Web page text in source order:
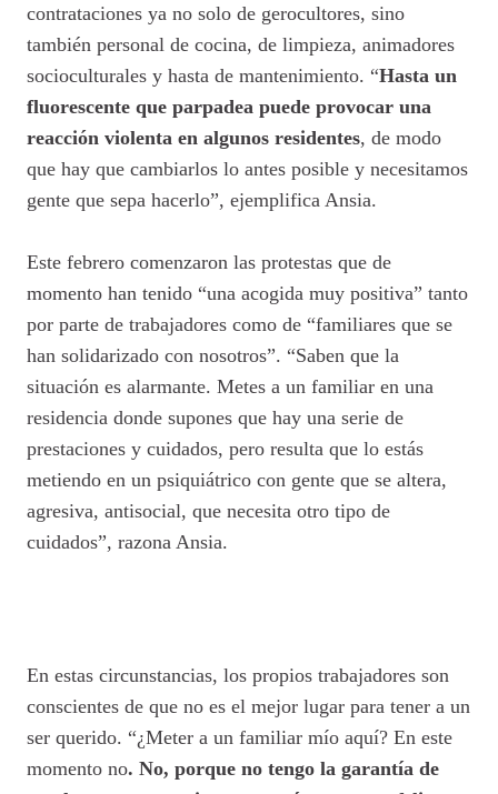
contrataciones ya no solo de gerocultores, sino
también personal de cocina, de limpieza, animadores
socioculturales y hasta de mantenimiento. “Hasta un
fluorescente que parpadea puede provocar una
reacción violenta en algunos residentes, de modo
que hay que cambiarlos lo antes posible y necesitamos
gente que sepa hacerlo”, ejemplifica Ansia.
Este febrero comenzaron las protestas que de
momento han tenido “una acogida muy positiva” tanto
por parte de trabajadores como de “familiares que se
han solidarizado con nosotros”. “Saben que la
situación es alarmante. Metes a un familiar en una
residencia donde supones que hay una serie de
prestaciones y cuidados, pero resulta que lo estás
metiendo en un psiquiátrico con gente que se altera,
agresiva, antisocial, que necesita otro tipo de
cuidados”, razona Ansia.
En estas circunstancias, los propios trabajadores son
conscientes de que no es el mejor lugar para tener a un
ser querido. “¿Meter a un familiar mío aquí? En este
momento no. No, porque no tengo la garantía de